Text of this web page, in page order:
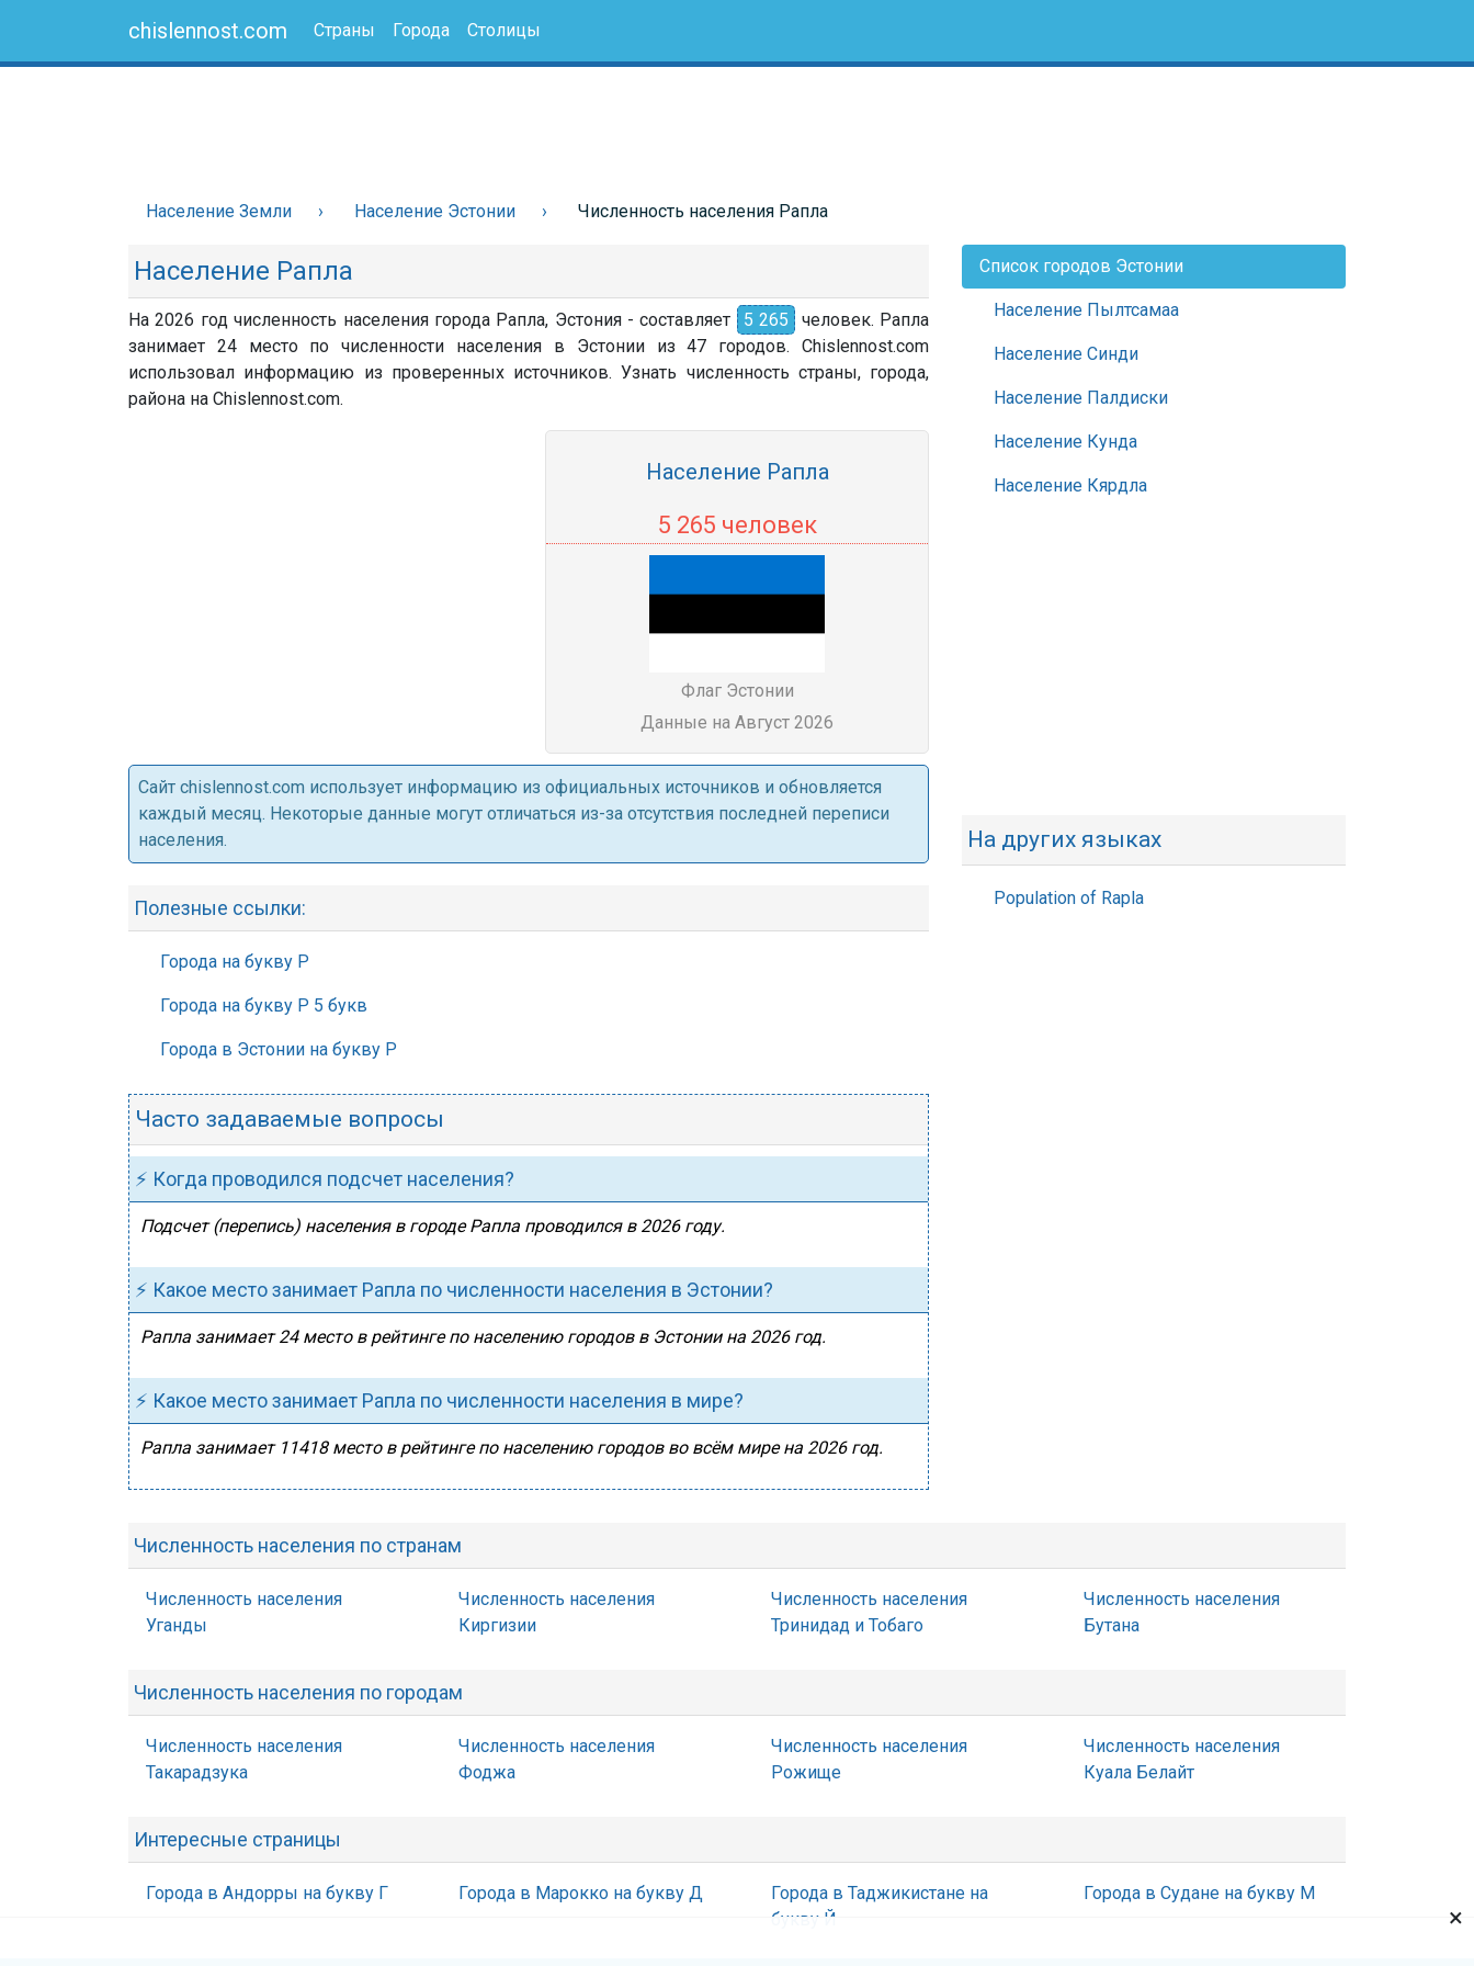
chislennost.com Страны Города Столицы
Население Земли Население Эстонии Численность населения Рапла
Население Рапла
На 2026 год численность населения города Рапла, Эстония - составляет 5 265
человек. Рапла
занимает 24 место по численности населения в Эстонии из 47 городов. Chislennost.com
использовал информацию из проверенных источников. Узнать численность страны, города,
района на Chislennost.com.
Население Рапла
5 265 человек
Флаг Эстонии
Данные на Август 2026
Cайт chislennost.com использует информацию из официальных источников и обновляется
каждый месяц. Некоторые данные могут отличаться из-за отсутствия последней переписи
населения.
Полезные ссылки:
Города на букву Р
Города на букву Р 5 букв
Города в Эстонии на букву Р
Часто задаваемые вопросы
⚡ Когда проводился подсчет населения?
Подсчет (перепись) населения в городе Рапла проводился в 2026 году.
⚡ Какое место занимает Рапла по численности населения в Эстонии?
Рапла занимает 24 место в рейтинге по населению городов в Эстонии на 2026 год.
⚡ Какое место занимает Рапла по численности населения в мире?
Рапла занимает 11418 место в рейтинге по населению городов во всём мире на 2026 год.
Список городов Эстонии
Население Пылтсамаа
Население Синди
Население Палдиски
Население Кунда
Население Кярдла
На других языках
Population of Rapla
Численность населения по странам
Численность населения
Уганды
Численность населения
Киргизии
Численность населения
Тринидад и Тобаго
Численность населения
Бутана
Численность населения по городам
Численность населения
Такарадзука
Численность населения
Фоджа
Численность населения
Рожище
Численность населения
Куала Белайт
Интересные страницы
Города в Андорры на букву Г Города в Марокко на букву Д
Города в Таджикистане на
букву Й
Города в Судане на букву М
×